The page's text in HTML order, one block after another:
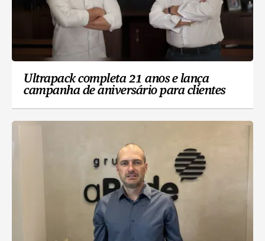
Ultrapack completa 21 anos e lança
campanha de aniversário para clientes